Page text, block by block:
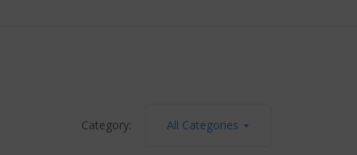
Category: All Categories